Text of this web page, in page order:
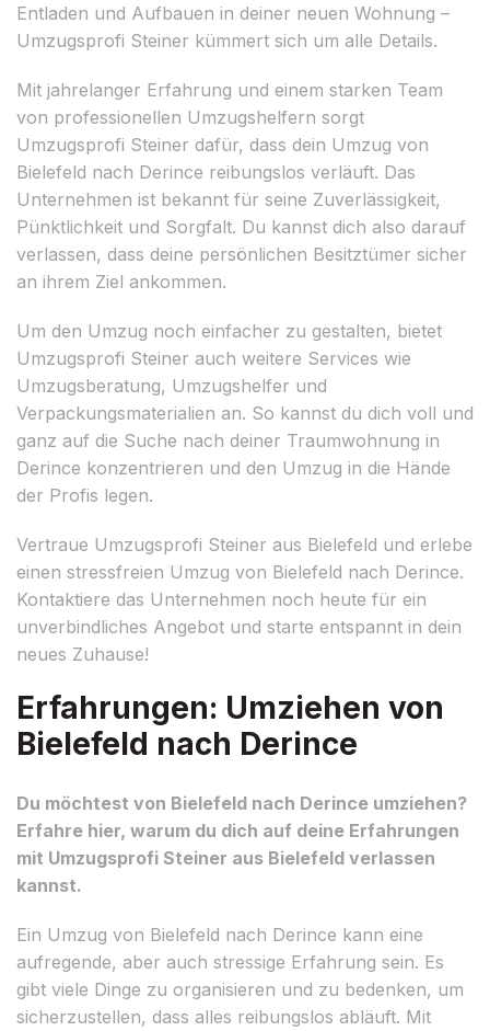
Entladen und Aufbauen in deiner neuen Wohnung –
Umzugsprofi Steiner kümmert sich um alle Details.
Mit jahrelanger Erfahrung und einem starken Team
von professionellen Umzugshelfern sorgt
Umzugsprofi Steiner dafür, dass dein Umzug von
Bielefeld nach Derince reibungslos verläuft. Das
Unternehmen ist bekannt für seine Zuverlässigkeit,
Pünktlichkeit und Sorgfalt. Du kannst dich also darauf
verlassen, dass deine persönlichen Besitztümer sicher
an ihrem Ziel ankommen.
Um den Umzug noch einfacher zu gestalten, bietet
Umzugsprofi Steiner auch weitere Services wie
Umzugsberatung, Umzugshelfer und
Verpackungsmaterialien an. So kannst du dich voll und
ganz auf die Suche nach deiner Traumwohnung in
Derince konzentrieren und den Umzug in die Hände
der Profis legen.
Vertraue Umzugsprofi Steiner aus Bielefeld und erlebe
einen stressfreien Umzug von Bielefeld nach Derince.
Kontaktiere das Unternehmen noch heute für ein
unverbindliches Angebot und starte entspannt in dein
neues Zuhause!
Erfahrungen: Umziehen von
Bielefeld nach Derince
Du möchtest von Bielefeld nach Derince umziehen?
Erfahre hier, warum du dich auf deine Erfahrungen
mit Umzugsprofi Steiner aus Bielefeld verlassen
kannst.
Ein Umzug von Bielefeld nach Derince kann eine
aufregende, aber auch stressige Erfahrung sein. Es
gibt viele Dinge zu organisieren und zu bedenken, um
sicherzustellen, dass alles reibungslos abläuft. Mit